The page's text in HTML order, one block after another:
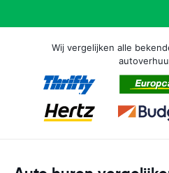
Wij vergelijken alle